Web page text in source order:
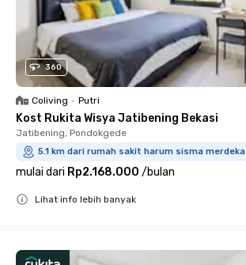
360
Coliving • Putri
Kost Rukita Wisya Jatibening Bekasi
Jatibening, Pondokgede
5.1 km dari rumah sakit harum sisma merdeka
mulai dari Rp2.168.000 /bulan
Lihat info lebih banyak